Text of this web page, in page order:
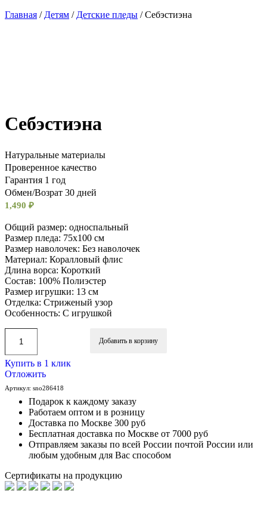
Главная / Детям / Детские пледы / Себэстиэна
Себэстиэна
Натуральные материалы
Проверенное качество
Гарантия 1 год
Обмен/Возрат 30 дней
1,490 ₽
Общий размер: односпальный
Размер пледа: 75х100 см
Размер наволочек: Без наволочек
Материал: Коралловый флис
Длина ворса: Короткий
Состав: 100% Полиэстер
Размер игрушки: 13 см
Отделка: Стриженый узор
Особенность: С игрушкой
Добавить в корзину
Купить в 1 клик
Отложить
Артикул: sno286418
Подарок к каждому заказу
Работаем оптом и в розницу
Доставка по Москве 300 руб
Бесплатная доставка по Москве от 7000 руб
Отправляем заказы по всей России почтой России или
любым удобным для Вас способом
Сертификаты на продукцию